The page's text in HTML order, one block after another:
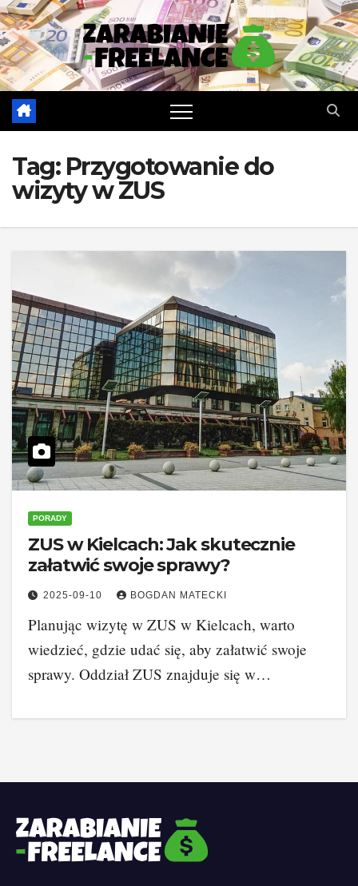
Skip
to
content
Tag: Przygotowanie do
wizyty w ZUS
PORADY
ZUS w Kielcach: Jak skutecznie
załatwić swoje sprawy?
2025-09-10 BOGDAN MATECKI
Planując wizytę w ZUS w Kielcach, warto
wiedzieć, gdzie udać się, aby załatwić swoje
sprawy. Oddział ZUS znajduje się w…